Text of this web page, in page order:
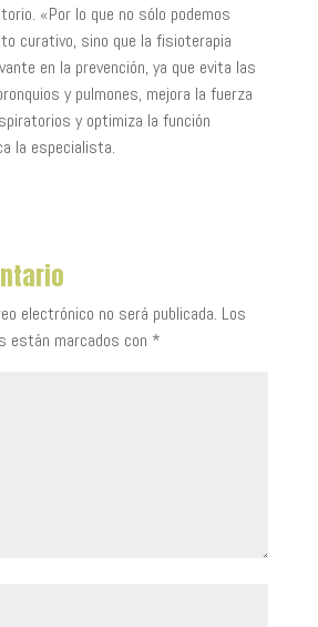
«Por lo que no sólo podemos
curativo, sino que la fisioterapia
en la prevención, ya que evita las
y pulmones, mejora la fuerza
y optimiza la función
la especialista.
electrónico no será publicada. Los
están marcados con *